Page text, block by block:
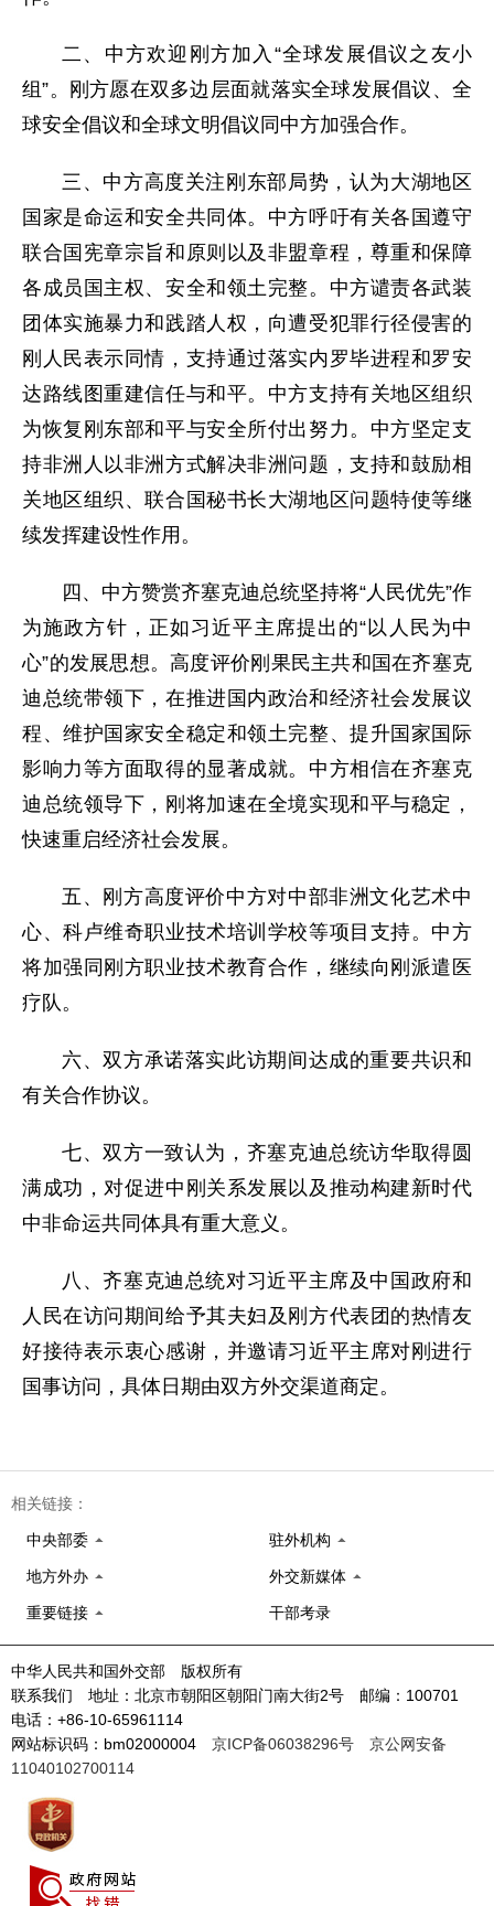
二、中方欢迎刚方加入“全球发展倡议之友小
组”。刚方愿在双多边层面就落实全球发展倡议、全
球安全倡议和全球文明倡议同中方加强合作。
三、中方高度关注刚东部局势，认为大湖地区
国家是命运和安全共同体。中方呼吁有关各国遵守
联合国宪章宗旨和原则以及非盟章程，尊重和保障
各成员国主权、安全和领土完整。中方谴责各武装
团体实施暴力和践踏人权，向遭受犯罪行径侵害的
刚人民表示同情，支持通过落实内罗毕进程和罗安
达路线图重建信任与和平。中方支持有关地区组织
为恢复刚东部和平与安全所付出努力。中方坚定支
持非洲人以非洲方式解决非洲问题，支持和鼓励相
关地区组织、联合国秘书长大湖地区问题特使等继
续发挥建设性作用。
四、中方赞赏齐塞克迪总统坚持将“人民优先”作
为施政方针，正如习近平主席提出的“以人民为中
心”的发展思想。高度评价刚果民主共和国在齐塞克
迪总统带领下，在推进国内政治和经济社会发展议
程、维护国家安全稳定和领土完整、提升国家国际
影响力等方面取得的显著成就。中方相信在齐塞克
迪总统领导下，刚将加速在全境实现和平与稳定，
快速重启经济社会发展。
五、刚方高度评价中方对中部非洲文化艺术中
心、科卢维奇职业技术培训学校等项目支持。中方
将加强同刚方职业技术教育合作，继续向刚派遣医
疗队。
六、双方承诺落实此访期间达成的重要共识和
有关合作协议。
七、双方一致认为，齐塞克迪总统访华取得圆
满成功，对促进中刚关系发展以及推动构建新时代
中非命运共同体具有重大意义。
八、齐塞克迪总统对习近平主席及中国政府和
人民在访问期间给予其夫妇及刚方代表团的热情友
好接待表示衷心感谢，并邀请习近平主席对刚进行
国事访问，具体日期由双方外交渠道商定。
相关链接：
中央部委 驻外机构
地方外办 外交新媒体
重要链接 干部考录
中华人民共和国外交部 版权所有
联系我们 地址：北京市朝阳区朝阳门南大街2号 邮编：100701
电话：+86-10-65961114
网站标识码：bm02000004 京ICP备06038296号
京公网安备
11040102700114